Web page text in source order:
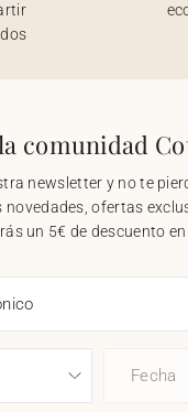
la comunidad
newsletter y no te
ofertas
un 5€ de descuento
Fecha